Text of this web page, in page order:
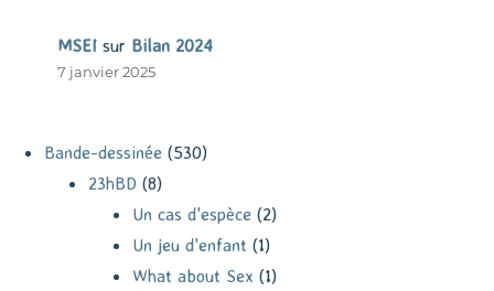
MSEI sur Bilan 2024
7 janvier 2025
Bande-dessinée (530)
23hBD (8)
Un cas d'espèce (2)
Un jeu d'enfant (1)
What about Sex (1)